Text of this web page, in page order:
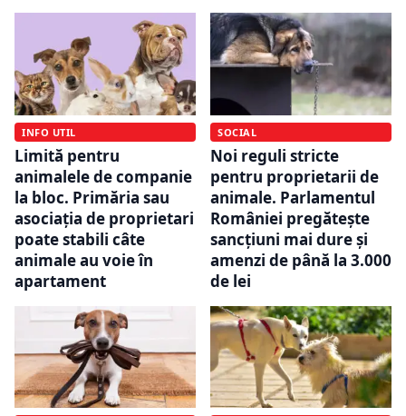
INFO UTIL
Limită pentru
animalele de companie
la bloc. Primăria sau
asociația de proprietari
poate stabili câte
animale au voie în
apartament
SOCIAL
Noi reguli stricte
pentru proprietarii de
animale. Parlamentul
României pregătește
sancțiuni mai dure și
amenzi de până la 3.000
de lei